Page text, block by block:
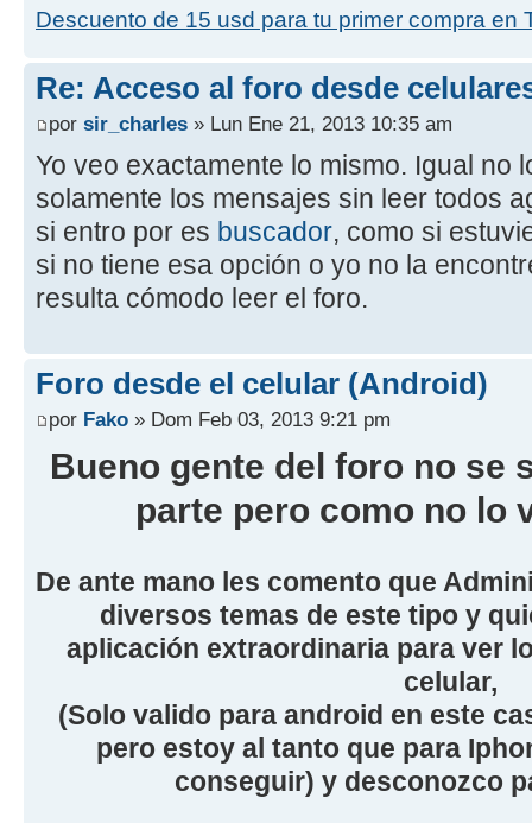
Descuento de 15 usd para tu primer compra en
Re: Acceso al foro desde
por sir_charles » Lun Ene 21, 2013 10:35 am
Yo veo exactamente lo mismo. Igual no
solamente los mensajes sin leer todos
si entro por es buscador, como si
si no tiene esa opción o yo no la
resulta cómodo leer el foro.
Foro desde el celular (Android)
por Fako » Dom Feb 03, 2013 9:21 pm
Bueno gente del foro no se
parte pero como no lo
De ante mano les comento que
diversos temas de este tipo y
aplicación extraordinaria para ver
celular,
(Solo valido para android en este
pero estoy al tanto que para
conseguir) y desconozco